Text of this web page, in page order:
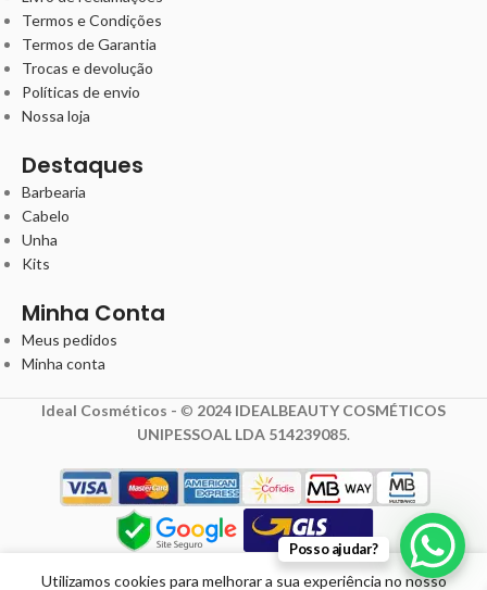
Termos e Condições
Termos de Garantia
Trocas e devolução
Políticas de envio
Nossa loja
Destaques
Barbearia
Cabelo
Unha
Kits
Minha Conta
Meus pedidos
Minha conta
Ideal Cosméticos - © 2024 IDEALBEAUTY COSMÉTICOS
UNIPESSOAL LDA 514239085.
Utilizamos cookies para melhorar a sua experiência no nosso
6,50€5,20€
Posso ajudar?